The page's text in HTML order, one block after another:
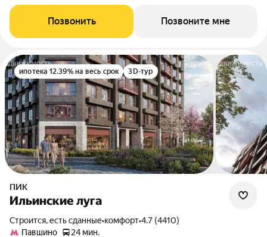
Позвонить Позвоните мне
ипотека 12.39% на весь срок 3D-тур
ПИК
Ильинские луга
Строится, есть сданные•комфорт•4.7 (4410)
Павшино
24 мин.